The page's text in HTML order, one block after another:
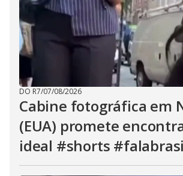
DO R7/07/08/2026
Cabine fotográfica em
(EUA) promete
ideal #shorts